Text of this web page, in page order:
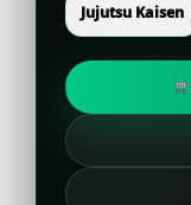
Jujutsu Kaisen